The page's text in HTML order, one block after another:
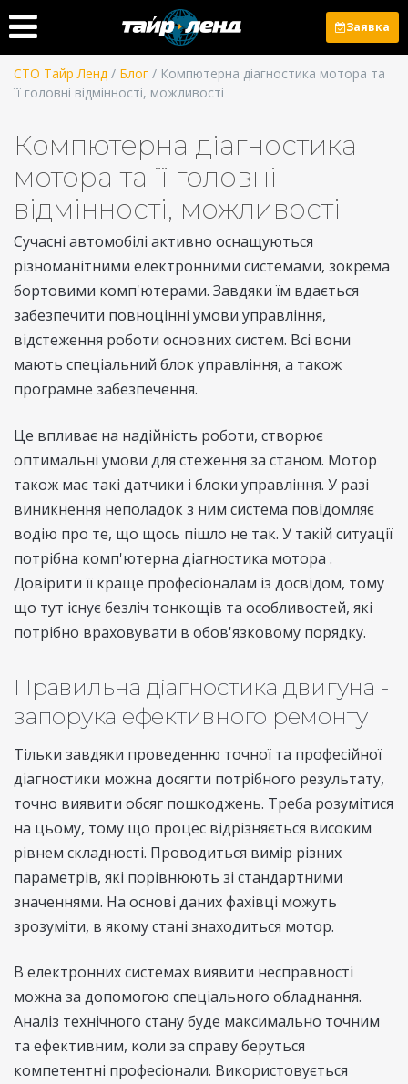
Заявка
СТО Тайр Ленд / Блог / Компютерна діагностика мотора та
її головні відмінності, можливості
Компютерна діагностика
мотора та її головні
відмінності, можливості
Сучасні автомобілі активно оснащуються
різноманітними електронними системами, зокрема
бортовими комп'ютерами. Завдяки їм вдається
забезпечити повноцінні умови управління,
відстеження роботи основних систем. Всі вони
мають спеціальний блок управління, а також
програмне забезпечення.
Це впливає на надійність роботи, створює
оптимальні умови для стеження за станом. Мотор
також має такі датчики і блоки управління. У разі
виникнення неполадок з ним система повідомляє
водію про те, що щось пішло не так. У такій ситуації
потрібна комп'ютерна діагностика мотора .
Довірити її краще професіоналам із досвідом, тому
що тут існує безліч тонкощів та особливостей, які
потрібно враховувати в обов'язковому порядку.
Правильна діагностика двигуна -
запорука ефективного ремонту
Тільки завдяки проведенню точної та професійної
діагностики можна досягти потрібного результату,
точно виявити обсяг пошкоджень. Треба розумітися
на цьому, тому що процес відрізняється високим
рівнем складності. Проводиться вимір різних
параметрів, які порівнюють зі стандартними
значеннями. На основі даних фахівці можуть
зрозуміти, в якому стані знаходиться мотор.
В електронних системах виявити несправності
можна за допомогою спеціального обладнання.
Аналіз технічного стану буде максимально точним
та ефективним, коли за справу беруться
компетентні професіонали. Використовується